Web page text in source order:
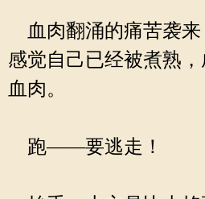
血肉翻涌的痛苦袭来
感觉自己已经被煮熟
血肉。
跑——要逃走！